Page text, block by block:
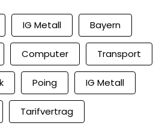
IG Metall Bayern
Computer Transport
Poing IG Metall
Tarifvertrag